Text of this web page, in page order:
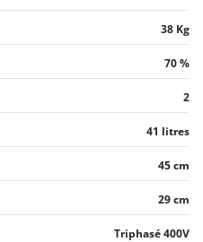
38 Kg
70 %
2
41 litres
45 cm
29 cm
Triphasé 400V